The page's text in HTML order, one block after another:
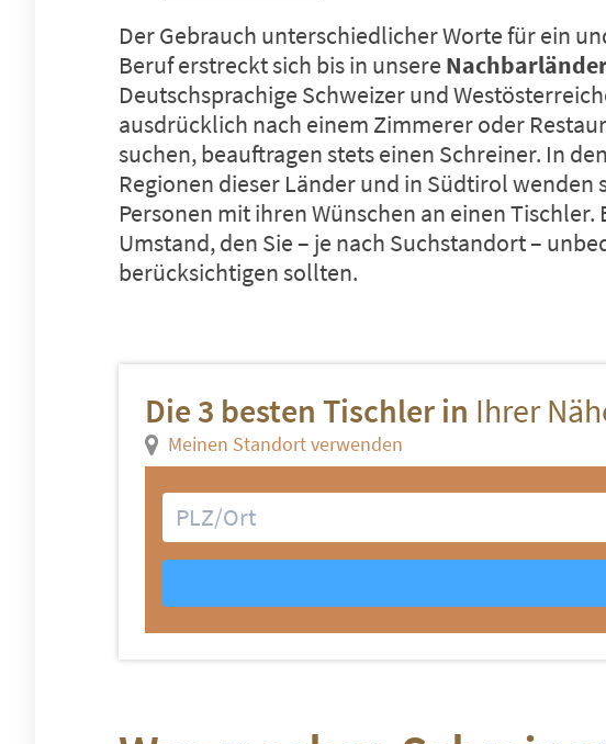
Der Gebrauch unterschiedlicher Worte für ein
Beruf erstreckt sich bis in unsere
Deutschsprachige Schweizer und
ausdrücklich nach einem Zimmerer oder
suchen, beauftragen stets einen Schreiner. In
Regionen dieser Länder und in Südtirol wenden
Personen mit ihren Wünschen an einen Tischler.
Umstand, den Sie – je nach Suchstandort –
berücksichtigen sollten.
Die 3 besten Tischler in Ihrer
Meinen Standort verwenden